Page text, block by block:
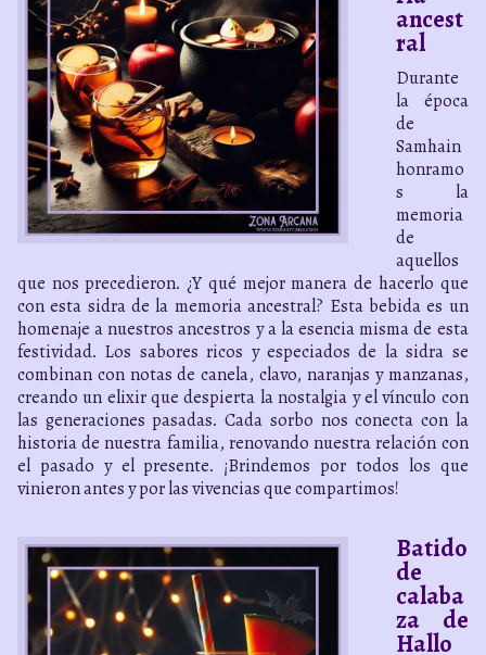
ancest
ral
Durante
la época
de
Samhain
honramo
s la
memoria
de
aquellos
que nos precedieron. ¿Y qué mejor manera de hacerlo que
con esta sidra de la memoria ancestral? Esta bebida es un
homenaje a nuestros ancestros y a la esencia misma de esta
festividad. Los sabores ricos y especiados de la sidra se
combinan con notas de canela, clavo, naranjas y manzanas,
creando un elixir que despierta la nostalgia y el vínculo con
las generaciones pasadas. Cada sorbo nos conecta con la
historia de nuestra familia, renovando nuestra relación con
el pasado y el presente. ¡Brindemos por todos los que
vinieron antes y por las vivencias que compartimos!
Batido
de
calaba
za de
Hallo